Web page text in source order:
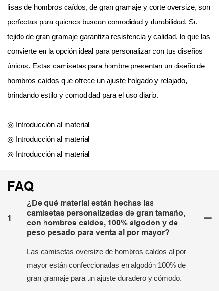
lisas de hombros caídos, de gran gramaje y corte oversize, son
perfectas para quienes buscan comodidad y durabilidad. Su
tejido de gran gramaje garantiza resistencia y calidad, lo que las
convierte en la opción ideal para personalizar con tus diseños
únicos. Estas camisetas para hombre presentan un diseño de
hombros caídos que ofrece un ajuste holgado y relajado,
brindando estilo y comodidad para el uso diario.
◎ Introducción al material
◎ Introducción al material
◎ Introducción al material
FAQ
1
¿De qué material están hechas las
camisetas personalizadas de gran tamaño,
con hombros caídos, 100% algodón y de
peso pesado para venta al por mayor?
Las camisetas oversize de hombros caídos al por
mayor están confeccionadas en algodón 100% de
gran gramaje para un ajuste duradero y cómodo.